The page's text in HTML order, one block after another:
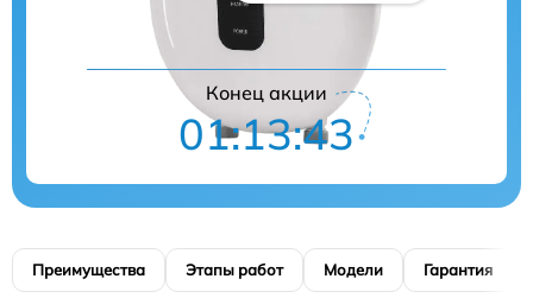
Конец акции
01:13:42
Преимущества Этапы работ Модели Гарантия